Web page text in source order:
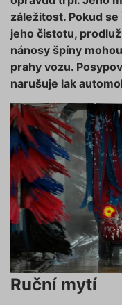
záležitost. Pokud
jeho čistotu,
nánosy špíny
prahy vozu.
narušuje lak
Ruční mytí